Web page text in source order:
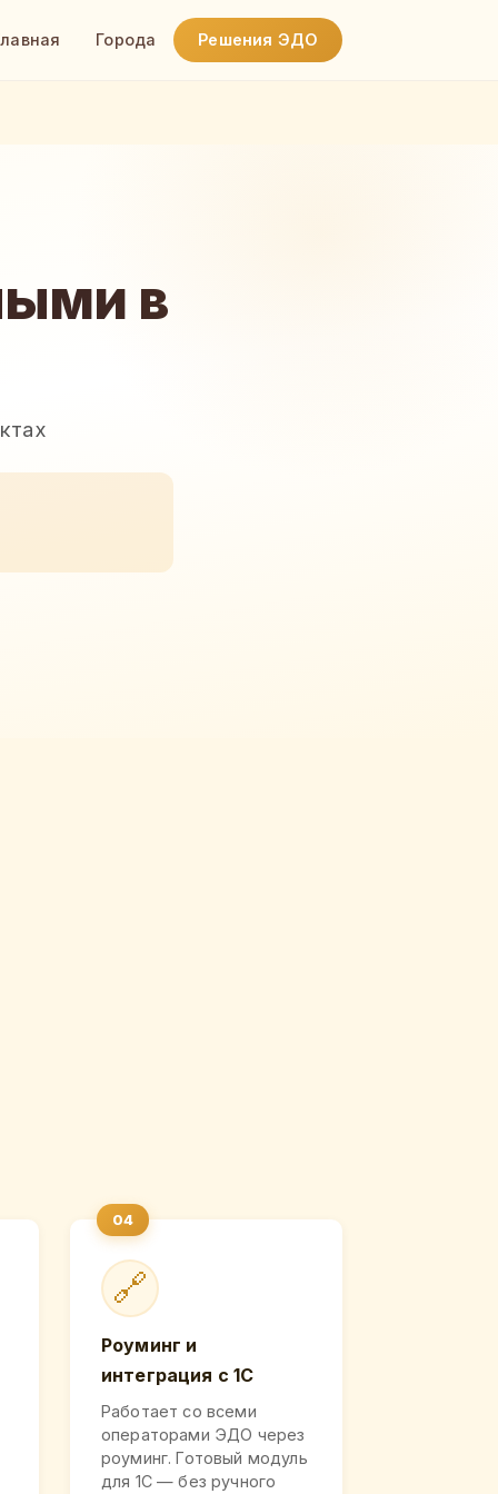
Города Решения ЭДО
в
🔗
Роуминг и
интеграция с 1С
Работает со всеми
операторами ЭДО через
роуминг. Готовый модуль
для 1С — без ручного